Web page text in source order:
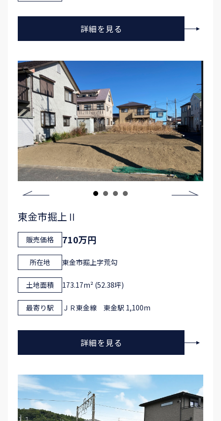
詳細を見る
東金市掘上Ⅱ
販売価格 710万円
所在地 東金市掘上字荒勾
土地面積 173.17m² (52.38坪)
最寄り駅 ＪＲ東金線 東金駅 1,100m
詳細を見る